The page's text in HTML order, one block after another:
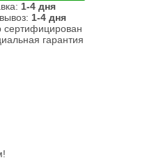
1-4 дня
1-4 дня
сертифицирован
гарантия